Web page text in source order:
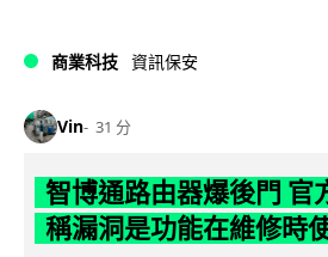
商業科技 資訊保安
Vin 31 分
智博通路由器爆後門 官
稱漏洞是功能在維修時